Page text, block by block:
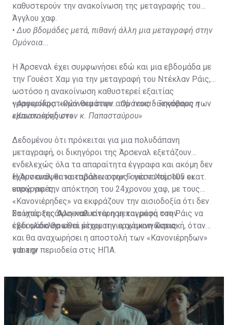
καθυστερούν την ανακοίνωση της μεταγραφής του
Άγγλου χαφ.
• Δυο βδομάδες μετά, πιθανή άλλη μια μεταγραφή στην
Ομόνοια...
Η Άρσεναλ έχει συμφωνήσει εδώ και μια εβδομάδα με
την Γουέστ Χαμ για την μεταγραφή του Ντέκλαν Ράις,
ωστόσο η ανακοίνωση καθυστερεί εξαιτίας
γραφειοκρατικών θεμάτων από τους δικηγόρους των
«Κανονιέρηδων».
•Αργυρίδης: «Ομόνοια στην... Ομόνοια - Ξεκάθαρη η
εμπιστοσύνη στον κ. Παπασταύρου»
Δεδομένου ότι πρόκειται για μια πολυδάπανη
μεταγραφή, οι δικηγόροι της Άρσεναλ εξετάζουν
ενδελεχώς όλα τα απαραίτητα έγγραφα και ακόμη δεν
έχουν ανάψει το «πράσινο φως» για να πέσουν οι
υπογραφές.
Η Άρσεναλ θα καταβάλει στην Γουέστ Χαμ 105 εκατ.
ευρώ για την απόκτηση του 24χρονου χαφ, με τους
«Κανονιέρηδες» να εκφράζουν την αισιοδοξία ότι δεν
θα υπάρξει άλλη καθυστέρηση και μέσα στην
εβδομάδα θα είναι έτοιμοι για ανακοινώσεις.
Στόχος της Άρσεναλ είναι η μεταγραφή του Ράις να
έχει ολοκληρωθεί μέχρι την ερχόμενη Κυριακή, όταν
και θα αναχωρήσει η αποστολή των «Κανονιέρηδων»
για την περιοδεία στις ΗΠΑ.
sdna.gr